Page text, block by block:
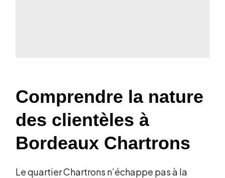
Comprendre la nature
des clientèles à
Bordeaux Chartrons
Le quartier Chartrons n’échappe pas à la